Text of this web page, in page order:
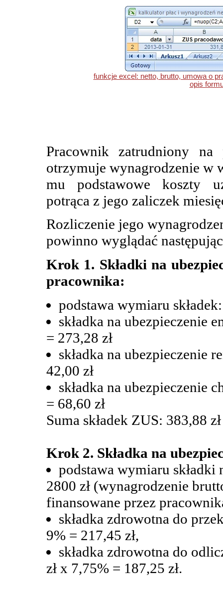
funkcje excel: netto, brutto, umowa o
opis
Pracownik zatrudniony
otrzymuje wynagrodzenie w
mu podstawowe koszty
potrąca z jego zaliczek
Rozliczenie jego
powinno wyglądać
Krok 1. Składki na
pracownika:
podstawa wymiaru
składka na ubezpieczenie
= 273,28 zł
składka na ubezpieczenie
42,00 zł
składka na ubezpieczenie
= 68,60 zł
Suma składek ZUS: 383,88
Krok 2. Składka na
podstawa wymiaru składki
2800 zł (wynagrodzenie
finansowane przez
składka zdrowotna do
9% = 217,45 zł,
składka zdrowotna do
zł x 7,75% = 187,25 zł.